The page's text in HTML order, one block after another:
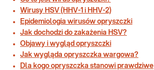
Wirusy HSV (HHV-1 i HHV-2)
Epidemiologia wirusów opryszczki
Jak dochodzi do zakażenia HSV?
Objawy i wygląd opryszczki
Jak wygląda opryszczka wargowa?
Dla kogo opryszczka stanowi prawdziwe